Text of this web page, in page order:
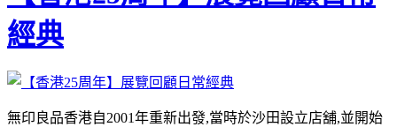
經典
無印良品香港自2001年重新出發,當時於沙田設立店舖,並開始